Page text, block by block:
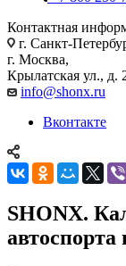
Контактная
г. Санкт-
г. Москва,
Крылатская ул., д.
info@shonx.ru
Вконтакте
SHONX.
автоспорта